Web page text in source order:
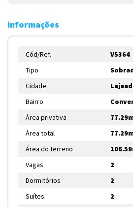
informações
Cód/Ref.
V5364
Tipo
Cidade
Bairro
Área privativa
Área total
Área do terreno
Vagas
2
Dormitórios
2
Suítes
2